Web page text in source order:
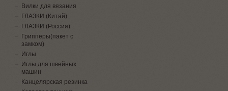
Вилки для вязания
ГЛАЗКИ (Китай)
ГЛАЗКИ (Россия)
Грипперы(пакет с
замком)
Иглы
Иглы для швейных
машин
Канцелярская резинка